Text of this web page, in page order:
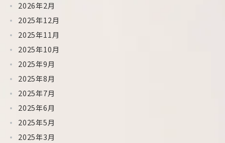
2026年2月
2025年12月
2025年11月
2025年10月
2025年9月
2025年8月
2025年7月
2025年6月
2025年5月
2025年3月